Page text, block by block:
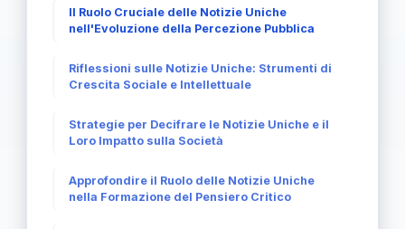
Il Ruolo Cruciale delle Notizie Uniche
nell'Evoluzione della Percezione Pubblica
Riflessioni sulle Notizie Uniche: Strumenti di
Crescita Sociale e Intellettuale
Strategie per Decifrare le Notizie Uniche e il
Loro Impatto sulla Società
Approfondire il Ruolo delle Notizie Uniche
nella Formazione del Pensiero Critico